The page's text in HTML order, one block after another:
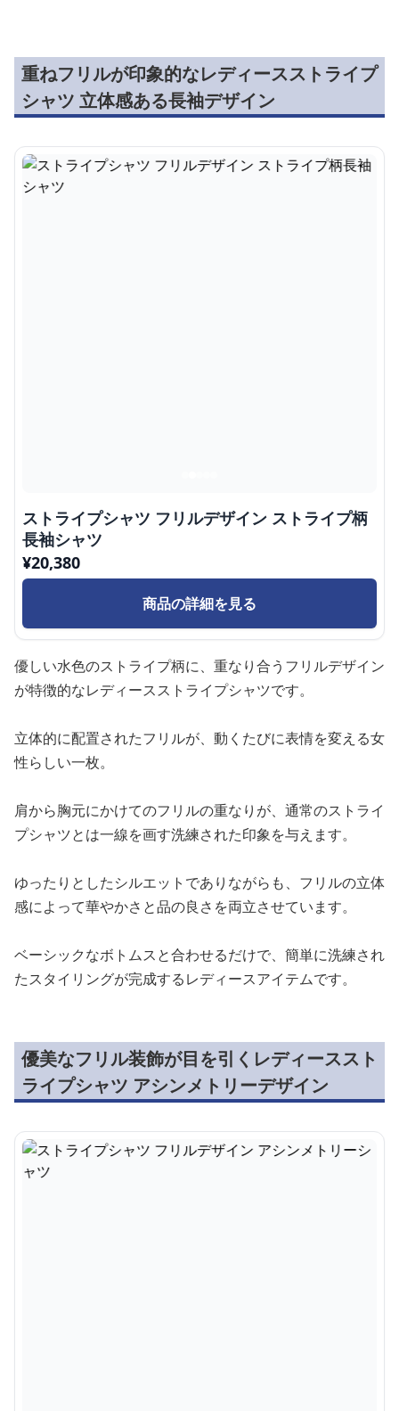
重ねフリルが印象的なレディースストライプ
シャツ 立体感ある長袖デザイン
ストライプシャツ フリルデザイン ストライプ柄
長袖シャツ
¥20,380
商品の詳細を見る
優しい水色のストライプ柄に、重なり合うフリルデザイン
が特徴的なレディースストライプシャツです。
立体的に配置されたフリルが、動くたびに表情を変える女
性らしい一枚。
肩から胸元にかけてのフリルの重なりが、通常のストライ
プシャツとは一線を画す洗練された印象を与えます。
ゆったりとしたシルエットでありながらも、フリルの立体
感によって華やかさと品の良さを両立させています。
ベーシックなボトムスと合わせるだけで、簡単に洗練され
たスタイリングが完成するレディースアイテムです。
優美なフリル装飾が目を引くレディーススト
ライプシャツ アシンメトリーデザイン